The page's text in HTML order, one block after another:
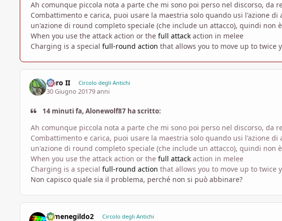
Ah comunque piccola nota a parte che mi sono poi perso nel discorso, da
Combattimento e carica, puoi usare la maestria solo quando usi l'azione
un'azione di round completo speciale (che include un attacco), quindi non
When you use the attack action or the full attack action in melee
Charging is a special full-round action that allows you to move up to twice
Hero II Circolo degli Antichi
30 Giugno 20179 anni
14 minuti fa, Alonewolf87 ha scritto:
Ah comunque piccola nota a parte che mi sono poi perso nel discorso, da
Combattimento e carica, puoi usare la maestria solo quando usi l'azione
un'azione di round completo speciale (che include un attacco), quindi non
When you use the attack action or the full attack action in melee
Charging is a special full-round action that allows you to move up to twice
Non capisco quale sia il problema, perché non si può abbinare?
Ermenegildo2 Circolo degli Antichi